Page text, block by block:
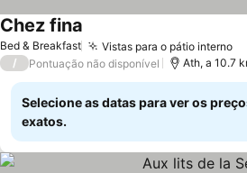
Bed & Breakfast Vistas para o pátio interno
Chez fina
/ Pontuação não disponível Ath, a 10.7
Selecione as datas para ver os
exatos.